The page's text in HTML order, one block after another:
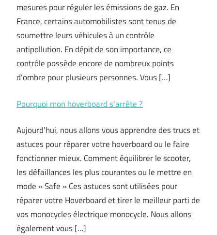
mesures pour réguler les émissions de gaz. En
France, certains automobilistes sont tenus de
soumettre leurs véhicules à un contrôle
antipollution. En dépit de son importance, ce
contrôle possède encore de nombreux points
d’ombre pour plusieurs personnes. Vous […]
Pourquoi mon hoverboard s’arrête ?
Aujourd’hui, nous allons vous apprendre des trucs et
astuces pour réparer votre hoverboard ou le faire
fonctionner mieux. Comment équilibrer le scooter,
les défaillances les plus courantes ou le mettre en
mode « Safe » Ces astuces sont utilisées pour
réparer votre Hoverboard et tirer le meilleur parti de
vos monocycles électrique monocycle. Nous allons
également vous […]